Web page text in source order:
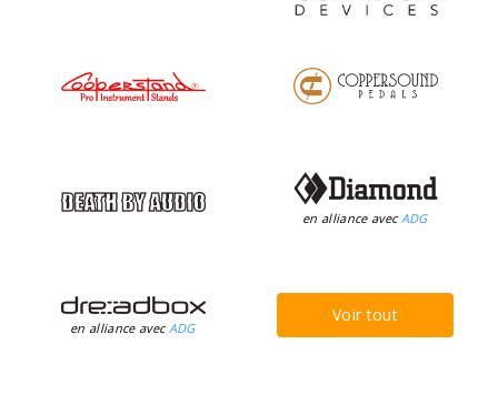
en alliance avec ADG
en alliance avec ADG
Voir tout